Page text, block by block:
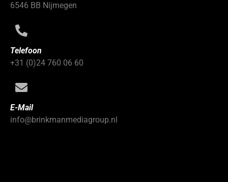
6546 BB Nijmegen
Telefoon
+31 (0)24 760 06 60
E-Mail
info@brinkmanmediagroup.nl